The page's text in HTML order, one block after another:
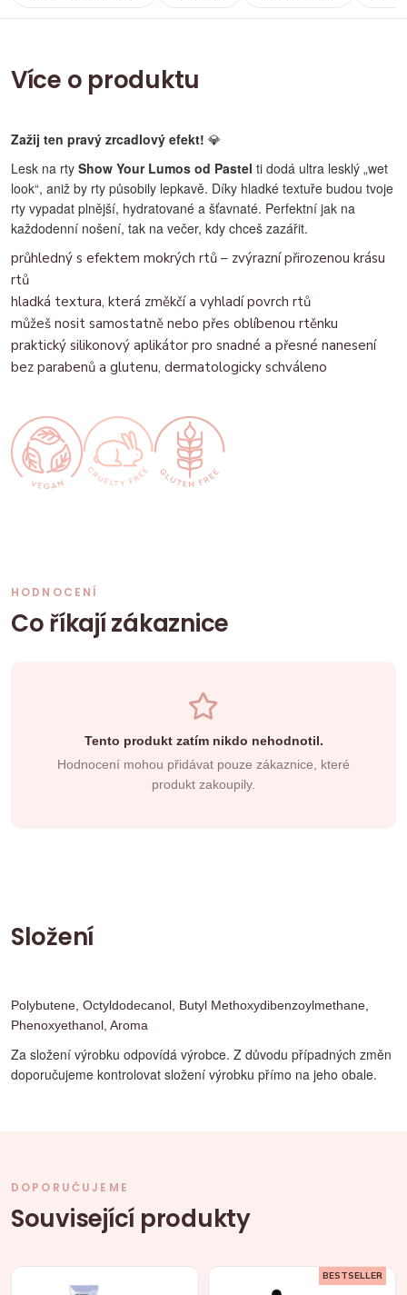
Více o produktu
Zažij ten pravý zrcadlový efekt! 💎
Lesk na rty Show Your Lumos od Pastel ti dodá ultra lesklý „wet
look“, aniž by rty působily lepkavě. Díky hladké textuře budou tvoje
rty vypadat plnější, hydratované a šťavnaté. Perfektní jak na
každodenní nošení, tak na večer, kdy chceš zazářit.
průhledný s efektem mokrých rtů – zvýrazní přirozenou krásu
rtů
hladká textura, která změkčí a vyhladí povrch rtů
můžeš nosit samostatně nebo přes oblíbenou rtěnku
praktický silikonový aplikátor pro snadné a přesné nanesení
bez parabenů a glutenu, dermatologicky schváleno
HODNOCENÍ
Co říkají zákaznice
Tento produkt zatím nikdo nehodnotil.
Hodnocení mohou přidávat pouze zákaznice, které
produkt zakoupily.
Složení
Polybutene, Octyldodecanol, Butyl Methoxydibenzoylmethane,
Phenoxyethanol, Aroma
Za složení výrobku odpovídá výrobce. Z důvodu případných změn
doporučujeme kontrolovat složení výrobku přímo na jeho obale.
DOPORUČUJEME
Související produkty
BESTSELLER